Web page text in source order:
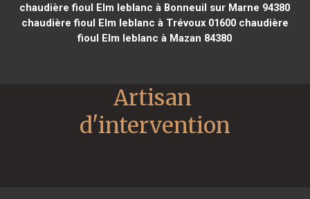
chaudière fioul Elm leblanc à Bonneuil sur Marne 94380
chaudière fioul Elm leblanc à Trévoux 01600chaudière
fioul Elm leblanc à Mazan 84380
Artisan
d'intervention